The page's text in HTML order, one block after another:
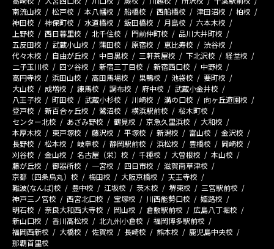
南流山校
松戸校 本八幡校 船橋校 西船橋校 津田沼校
柏校
神田校
神保町校 水道橋校 飯田橋校 月島校
六本木校
上野校
西日暮里校 北千住校 門前仲町校
品川大井町校
五反田校
武蔵小山校 蒲田校 原宿校 恵比寿校
渋谷校
代々木校
自由が丘校 中目黒校 三軒茶屋校 下北沢校
経堂校
二子玉川校
四ツ谷校 新宿三丁目校 新宿西口校
中野校
高円寺校
浜田山校 高田馬場校 巣鴨校 池袋校
要町校
大山校
成増校 練馬校 調布校 府中校
武蔵小金井校
八王子校
町田校 武蔵小杉校 川崎校 溝の口校
向ヶ丘遊園校
登戸校
新百合ヶ丘校 鷺沼校 横浜駅前校
桜木町校
センター北校
あざみ野校 鶴見校 京急久里浜校
大和校
本厚木校
東戸塚校 藤沢校 平塚校 新潟校 富山校
金沢校
長野校
松本校 岐阜校 静岡駅前校 浜松校 豊橋校
岡崎校
刈谷校
金山校 名古屋（栄）校 千種校 大曽根校
本山校
藤が丘校
御器所校 一宮校 四日市校
滋賀南草津校
京都（四条烏丸）校
梅田校 大阪京橋校
天王寺校
難波(なんば)校
豊中校 江坂校 茨木校 堺東校
三宮駅前校
神戸三ノ宮校
西宮北口校 宝塚校 川西能勢口校
姫路校
明石校
奈良大和西大寺校 岡山校 倉敷駅前校
広島八丁堀校
新山口校
香川高松校 北九州小倉校
福岡博多駅前校
福岡西新校
大橋校 佐賀校 長崎校 熊本校
鹿児島中央校
那覇首里校